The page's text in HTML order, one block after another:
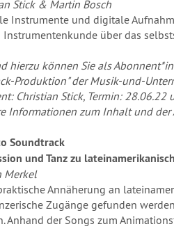
Stick & Martin Bosch
Instrumente und digitale
Instrumentenkunde über das
hierzu können Sie als
Produktion" der Musik-und-
Christian Stick, Termin: 28.06.22
Informationen zum Inhalt und
Soundtrack
und Tanz zu
Merkel
Annäherung an
Zugänge gefunden
Anhand der Songs zum